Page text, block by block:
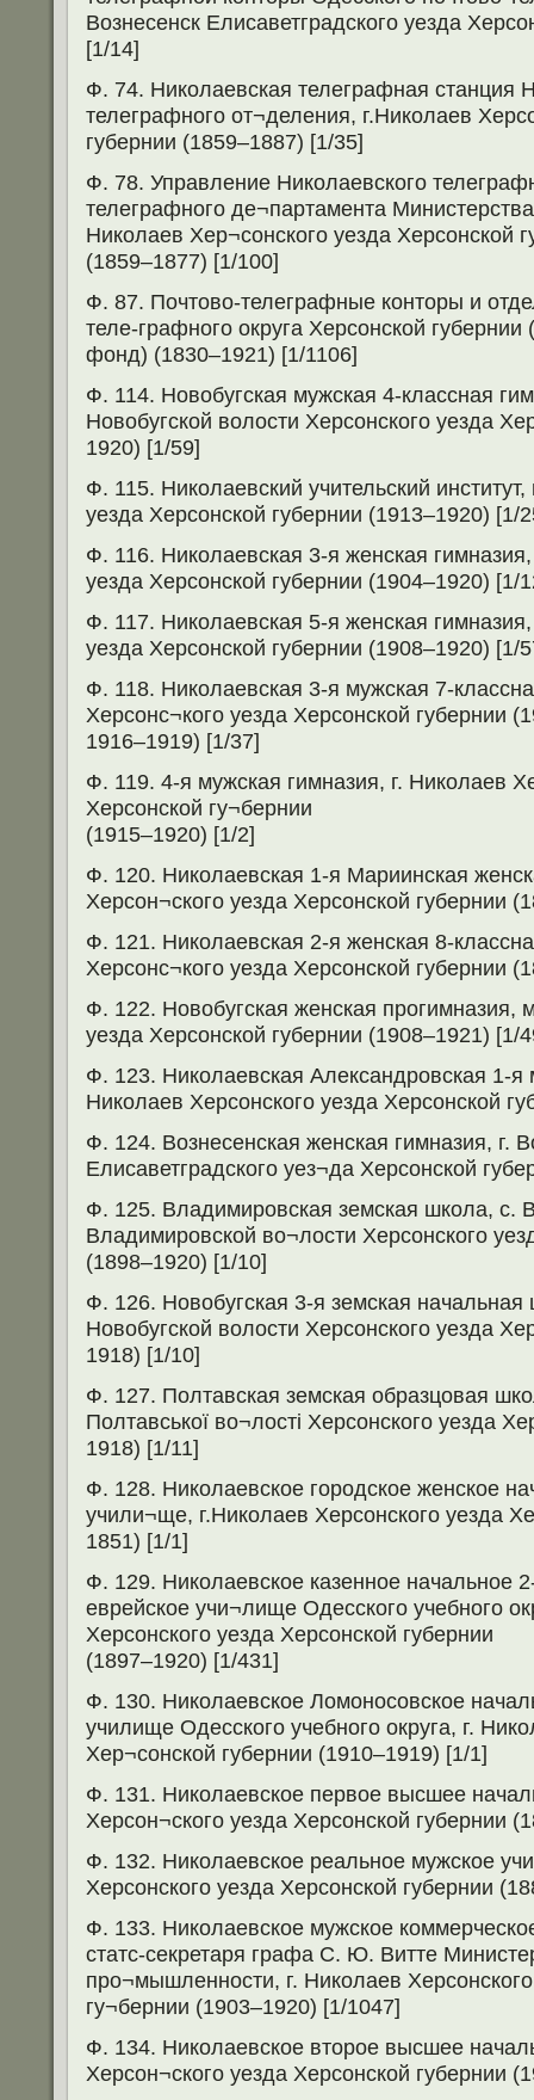
Вознесенск Елисаветградского уезда
[1/14]
Ф. 74. Николаевская телеграфная станция
телеграфного от¬деления, г.Николаев
губернии (1859–1887) [1/35]
Ф. 78. Управление Николаевского
телеграфного де¬партамента
Николаев Хер¬сонского уезда Херсонской
(1859–1877) [1/100]
Ф. 87. Почтово-телеграфные конторы и
теле-графного округа Херсонской
фонд) (1830–1921) [1/1106]
Ф. 114. Новобугская мужская 4-классная
Новобугской волости Херсонского уезда
1920) [1/59]
Ф. 115. Николаевский учительский
уезда Херсонской губернии (1913–1920) [1/
Ф. 116. Николаевская 3-я женская
уезда Херсонской губернии (1904–1920) [1/
Ф. 117. Николаевская 5-я женская
уезда Херсонской губернии (1908–1920) [1/
Ф. 118. Николаевская 3-я мужская 7-
Херсонс¬кого уезда Херсонской губернии
1916–1919) [1/37]
Ф. 119. 4-я мужская гимназия, г. Николаев
Херсонской гу¬бернии
(1915–1920) [1/2]
Ф. 120. Николаевская 1-я Мариинская
Херсон¬ского уезда Херсонской губернии
Ф. 121. Николаевская 2-я женская 8-
Херсонс¬кого уезда Херсонской губернии
Ф. 122. Новобугская женская прогимназия,
уезда Херсонской губернии (1908–1921) [1/
Ф. 123. Николаевская Александровская 1-я
Николаев Херсонского уезда Херсонской
Ф. 124. Вознесенская женская гимназия, г.
Елисаветградского уез¬да Херсонской
Ф. 125. Владимировская земская школа, с.
Владимировской во¬лости Херсонского
(1898–1920) [1/10]
Ф. 126. Новобугская 3-я земская
Новобугской волости Херсонского уезда
1918) [1/10]
Ф. 127. Полтавская земская образцовая
Полтавської во¬лості Херсонского уезда
1918) [1/11]
Ф. 128. Николаевское городское женское
учили¬ще, г.Николаев Херсонского уезда
1851) [1/1]
Ф. 129. Николаевское казенное начальное
еврейское учи¬лище Одесского учебного
Херсонского уезда Херсонской губернии
(1897–1920) [1/431]
Ф. 130. Николаевское Ломоносовское
училище Одесского учебного округа, г.
Хер¬сонской губернии (1910–1919) [1/1]
Ф. 131. Николаевское первое высшее
Херсон¬ского уезда Херсонской губернии
Ф. 132. Николаевское реальное мужское
Херсонского уезда Херсонской губернии
Ф. 133. Николаевское мужское
статс-секретаря графа С. Ю. Витте
про¬мышленности, г. Николаев
гу¬бернии (1903–1920) [1/1047]
Ф. 134. Николаевское второе высшее
Херсон¬ского уезда Херсонской губернии